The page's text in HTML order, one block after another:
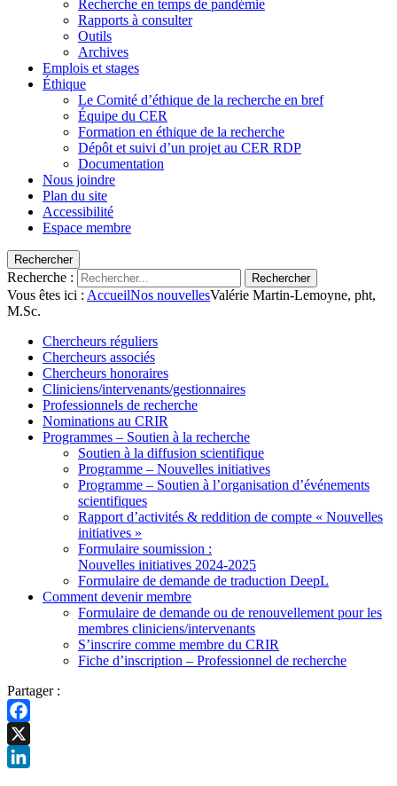
Recherche en temps de pandémie
Rapports à consulter
Outils
Archives
Emplois et stages
Éthique
Le Comité d’éthique de la recherche en bref
Équipe du CER
Formation en éthique de la recherche
Dépôt et suivi d’un projet au CER RDP
Documentation
Nous joindre
Plan du site
Accessibilité
Espace membre
Rechercher
Recherche : Rechercher
Vous êtes ici : AccueilNos nouvellesValérie Martin-Lemoyne, pht,
M.Sc.
Chercheurs réguliers
Chercheurs associés
Chercheurs honoraires
Cliniciens/intervenants/gestionnaires
Professionnels de recherche
Nominations au CRIR
Programmes – Soutien à la recherche
Soutien à la diffusion scientifique
Programme – Nouvelles initiatives
Programme – Soutien à l’organisation d’événements
scientifiques
Rapport d’activités & reddition de compte « Nouvelles
initiatives »
Formulaire soumission :
Nouvelles initiatives 2024-2025
Formulaire de demande de traduction DeepL
Comment devenir membre
Formulaire de demande ou de renouvellement pour les
membres cliniciens/intervenants
S’inscrire comme membre du CRIR
Fiche d’inscription – Professionnel de recherche
Partager :
Facebook
X